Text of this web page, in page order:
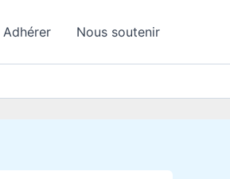
Adhérer Nous soutenir